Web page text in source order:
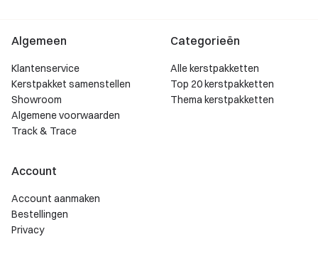
Algemeen
Klantenservice
Kerstpakket samenstellen
Showroom
Algemene voorwaarden
Track & Trace
Categorieën
Alle kerstpakketten
Top 20 kerstpakketten
Thema kerstpakketten
Account
Account aanmaken
Bestellingen
Privacy